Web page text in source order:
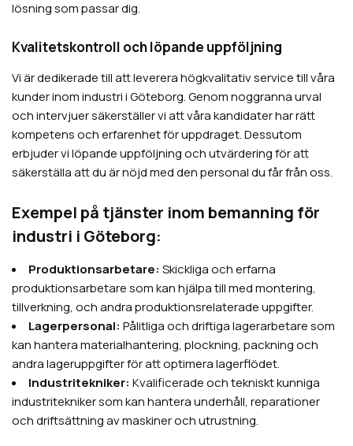
lösning som passar dig.
Kvalitetskontroll och löpande uppföljning
Vi är dedikerade till att leverera högkvalitativ service till våra
kunder inom industri i Göteborg. Genom noggranna urval
och intervjuer säkerställer vi att våra kandidater har rätt
kompetens och erfarenhet för uppdraget. Dessutom
erbjuder vi löpande uppföljning och utvärdering för att
säkerställa att du är nöjd med den personal du får från oss.
Exempel på tjänster inom bemanning för
industri i Göteborg:
Produktionsarbetare: Skickliga och erfarna
produktionsarbetare som kan hjälpa till med montering,
tillverkning, och andra produktionsrelaterade uppgifter.
Lagerpersonal: Pålitliga och driftiga lagerarbetare som
kan hantera materialhantering, plockning, packning och
andra lageruppgifter för att optimera lagerflödet.
Industritekniker: Kvalificerade och tekniskt kunniga
industritekniker som kan hantera underhåll, reparationer
och driftsättning av maskiner och utrustning.